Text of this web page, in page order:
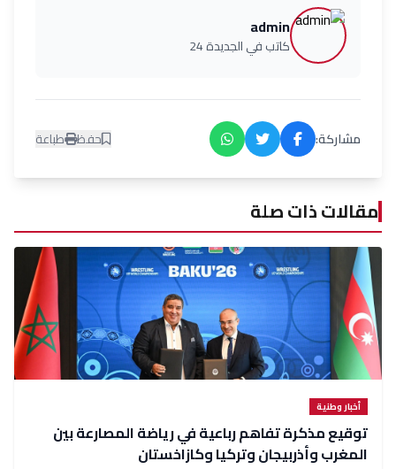
admin
كاتب في الجديدة 24
مشاركة: حفظ طباعة
مقالات ذات صلة
أخبار وطنية
توقيع مذكرة تفاهم رباعية في رياضة المصارعة بين
المغرب وأذربيجان وتركيا وكازاخستان